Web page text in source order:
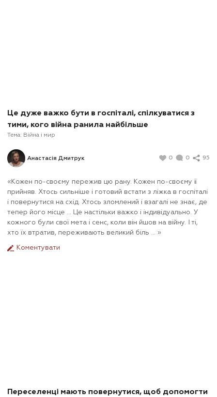
Це дуже важко бути в госпіталі, спілкуватися з
тими, кого війна ранила найбільше
Тема: Війна і мир
Анастасія Дмитрук 0 0 95
«Кожен по-своєму пережив цю рану. Кожен по-своєму її
прийняв. Хтось сильніше і готовий встати з ліжка в госпіталі
і повернутися на схід. Хтось зломлений і взагалі не знає, де
тепер його місце ... Це настільки важко і індивідуально. У
кожного були свої мета і сенс, коли він йшов на війну. І ті,
хто їх втратив, переживають великий біль ... »
Коментувати
Переселенці мають повернутися, щоб допомогти